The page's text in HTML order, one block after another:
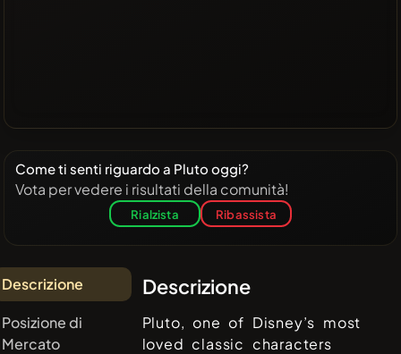
Come ti senti riguardo a Pluto oggi?
Vota per vedere i risultati della comunità!
Rialzista Ribassista
Descrizione
Posizione di
Mercato
Descrizione
Pluto, one of Disney’s most
loved classic characters